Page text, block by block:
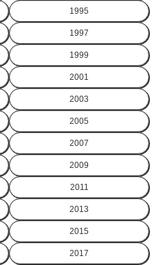
1995
1997
1999
2001
2003
2005
2007
2009
2011
2013
2015
2017